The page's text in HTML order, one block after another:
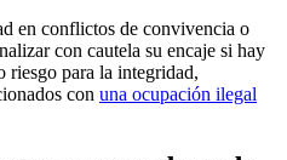
en conflictos de convivencia o
con cautela su encaje si hay
riesgo para la integridad,
con una ocupación ilegal